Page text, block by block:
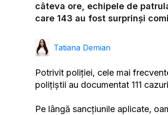
câteva ore, echipele de
care 143 au fost surprinși
Tatiana Demian
Potrivit poliției, cele mai
polițiștii au documentat 111
Pe lângă sancțiunile aplicate,